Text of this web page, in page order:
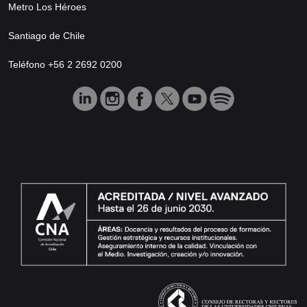
Metro Los Héroes
Santiago de Chile
Teléfono +56 2 2692 0200